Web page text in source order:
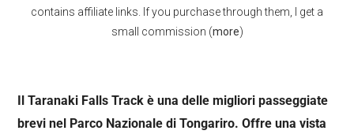
contains affiliate links. If you purchase through them, I get a
small commission (more)
Il Taranaki Falls Track è una delle migliori passeggiate
brevi nel Parco Nazionale di Tongariro. Offre una vista